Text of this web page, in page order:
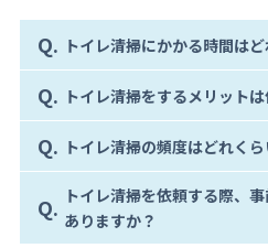
Q. トイレ清掃にかかる時間は
Q. トイレ清掃をするメリット
Q. トイレ清掃の頻度はどれく
Q. トイレ清掃を依頼する際、
ありますか？